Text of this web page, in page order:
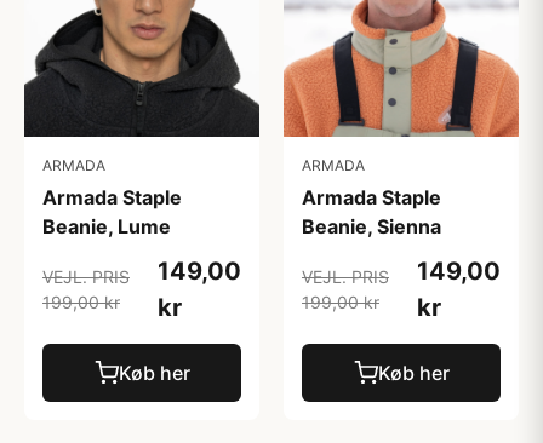
ARMADA
Armada Staple
Beanie, Lume
VEJL. PRIS
199,00 kr
149,00
kr
Køb her
ARMADA
Armada Staple
Beanie, Sienna
VEJL. PRIS
199,00 kr
149,00
kr
Køb her